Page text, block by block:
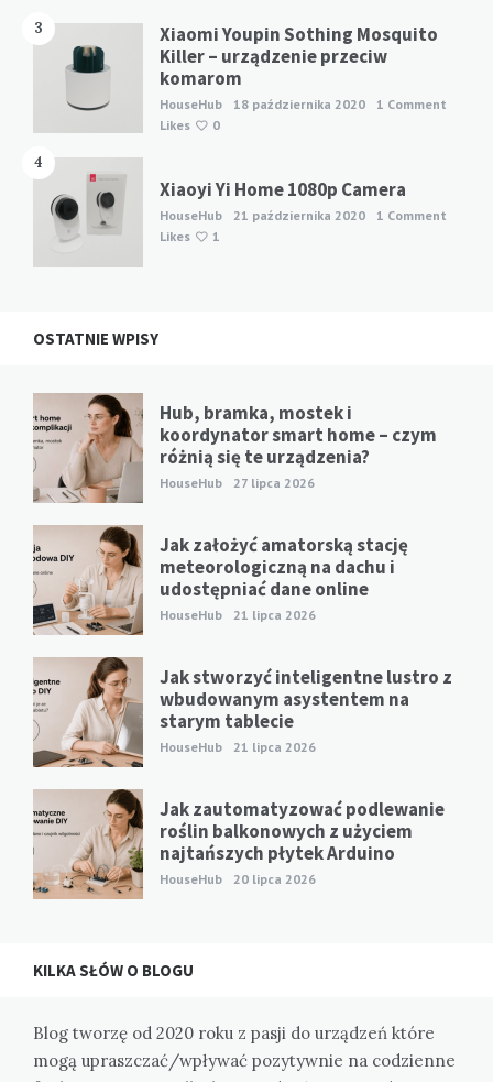
3
Xiaomi Youpin Sothing Mosquito
Killer – urządzenie przeciw
komarom
HouseHub 18 października 2020
1 Comment
Likes
0
4
Xiaoyi Yi Home 1080p Camera
HouseHub 21 października 2020
1 Comment
Likes
1
OSTATNIE WPISY
Hub, bramka, mostek i
koordynator smart home – czym
różnią się te urządzenia?
HouseHub 27 lipca 2026
Jak założyć amatorską stację
meteorologiczną na dachu i
udostępniać dane online
HouseHub 21 lipca 2026
Jak stworzyć inteligentne lustro z
wbudowanym asystentem na
starym tablecie
HouseHub 21 lipca 2026
Jak zautomatyzować podlewanie
roślin balkonowych z użyciem
najtańszych płytek Arduino
HouseHub 20 lipca 2026
KILKA SŁÓW O BLOGU
Blog tworzę od 2020 roku z pasji do urządzeń które
mogą upraszczać/wpływać pozytywnie na codzienne